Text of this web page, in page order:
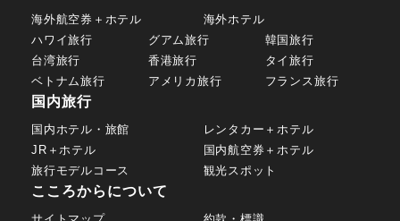
海外航空券＋ホテル
海外ホテル
ハワイ旅行
グアム旅行
韓国旅行
台湾旅行
香港旅行
タイ旅行
ベトナム旅行
アメリカ旅行 フランス旅行
国内旅行
国内ホテル・旅館
レンタカー＋ホテル
JR＋ホテル
国内航空券＋ホテル
旅行モデルコース
観光スポット
こころからについて